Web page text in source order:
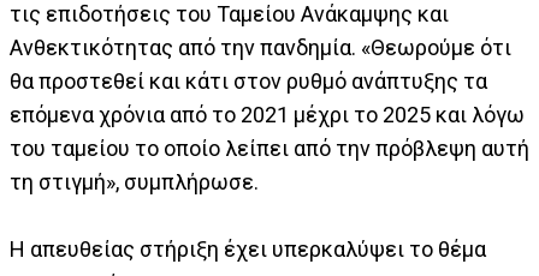
τις επιδοτήσεις του Ταμείου Ανάκαμψης και
Ανθεκτικότητας από την πανδημία. «Θεωρούμε ότι
θα προστεθεί και κάτι στον ρυθμό ανάπτυξης τα
επόμενα χρόνια από το 2021 μέχρι το 2025 και λόγω
του ταμείου το οποίο λείπει από την πρόβλεψη αυτή
τη στιγμή», συμπλήρωσε.
Η απευθείας στήριξη έχει υπερκαλύψει το θέμα